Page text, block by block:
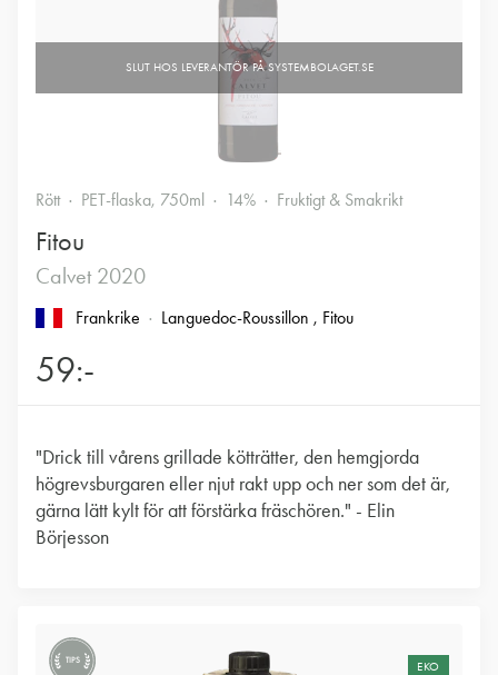
Rött PET-flaska, 750ml 14% Fruktigt & Smakrikt
Fitou
Calvet 2020
Frankrike Languedoc-Roussillon , Fitou
59:-
"Drick till vårens grillade kötträtter, den hemgjorda
högrevsburgaren eller njut rakt upp och ner som det är,
gärna lätt kylt för att förstärka fräschören." - Elin
Börjesson
TIPS EKO